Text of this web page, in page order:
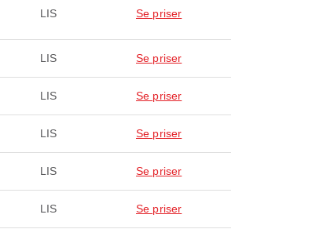
LIS Se priser
LIS Se priser
LIS Se priser
LIS Se priser
LIS Se priser
LIS Se priser